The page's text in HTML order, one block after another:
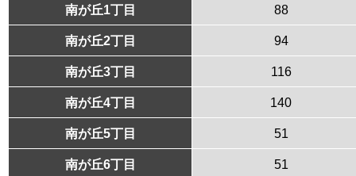
南が丘1丁目 88
南が丘2丁目 94
南が丘3丁目 116
南が丘4丁目 140
南が丘5丁目 51
南が丘6丁目 51